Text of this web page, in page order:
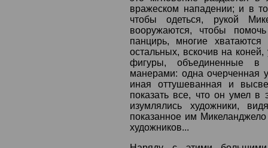
вражеском нападении; и в
чтобы одеться, рукой
вооружаются, чтобы
панцирь, многие
остальных, вскочив на
фигуры, объединенные в
манерами: одна очерченная
иная оттушеванная и
показать все, что он умел в
изумлялись художники,
показанное им
художников...